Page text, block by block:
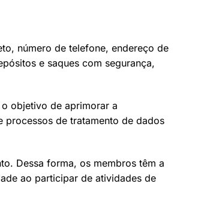
número de telefone, endereço de
e saques com segurança,
objetivo de aprimorar a
processos de tratamento de dados
Dessa forma, os membros têm a
ao participar de atividades de